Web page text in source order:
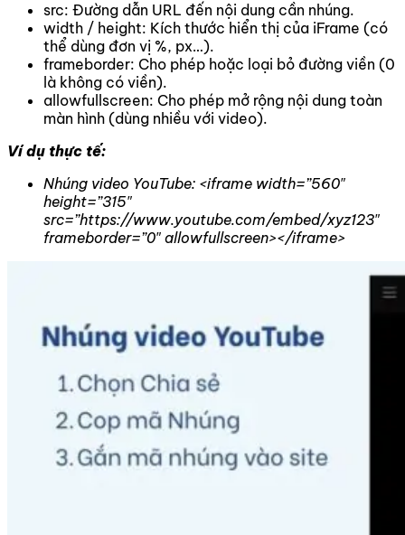
src: Đường dẫn URL đến nội dung cần nhúng.
width / height: Kích thước hiển thị của iFrame (có
thể dùng đơn vị %, px…).
frameborder: Cho phép hoặc loại bỏ đường viền (0
là không có viền).
allowfullscreen: Cho phép mở rộng nội dung toàn
màn hình (dùng nhiều với video).
Ví dụ thực tế:
Nhúng video YouTube: <iframe width=”560″
height=”315″
src=”https://www.youtube.com/embed/xyz123″
frameborder=”0″ allowfullscreen></iframe>